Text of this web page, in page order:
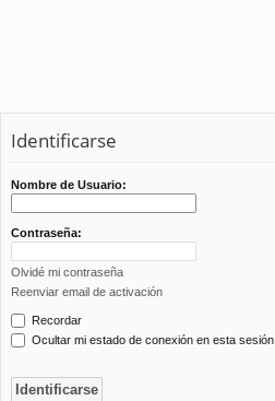
Identificarse
Nombre de Usuario:
Contraseña:
Olvidé mi contraseña
Reenviar email de activación
Recordar
Ocultar mi estado de conexión en esta sesión